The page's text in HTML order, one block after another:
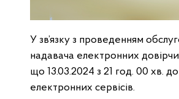
У зв’язку з проведенням
надавача електронних
що 13.03.2024 з 21 год. 00 хв.
електронних сервісів.